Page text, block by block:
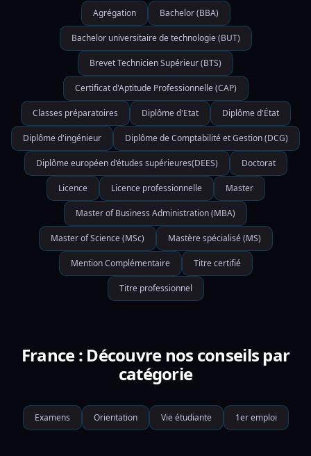
Agrégation Bachelor (BBA)
Bachelor universitaire de technologie (BUT)
Brevet Technicien Supérieur (BTS)
Certificat d'Aptitude Professionnelle (CAP)
Classes préparatoires Diplôme d'Etat Diplôme d'État
Diplôme d'ingénieur Diplôme de Comptabilité et Gestion (DCG)
Diplôme européen d'études supérieures(DEES) Doctorat
Licence Licence professionnelle Master
Master of Business Administration (MBA)
Master of Science (MSc) Mastère spécialisé (MS)
Mention Complémentaire Titre certifié
Titre professionnel
France : Découvre nos conseils par
catégorie
Examens Orientation Vie étudiante 1er emploi